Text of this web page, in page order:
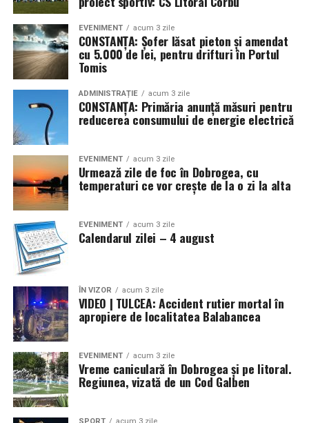
EVENIMENT acum 3 zile
CONSTANȚA: Șofer lăsat pieton și amendat
cu 5.000 de lei, pentru drifturi în Portul
Tomis
ADMINISTRAȚIE acum 3 zile
CONSTANȚA: Primăria anunță măsuri pentru
reducerea consumului de energie electrică
EVENIMENT acum 3 zile
Urmează zile de foc în Dobrogea, cu
temperaturi ce vor crește de la o zi la alta
EVENIMENT acum 3 zile
Calendarul zilei – 4 august
ÎN VIZOR acum 3 zile
VIDEO | TULCEA: Accident rutier mortal în
apropiere de localitatea Balabancea
EVENIMENT acum 3 zile
Vreme caniculară în Dobrogea și pe litoral.
Regiunea, vizată de un Cod Galben